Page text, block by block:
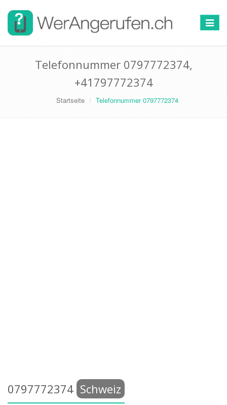
Toggle
Telefonnummer 0797772374,
+41797772374
Startseite Telefonnummer 0797772374
0797772374 Schweiz